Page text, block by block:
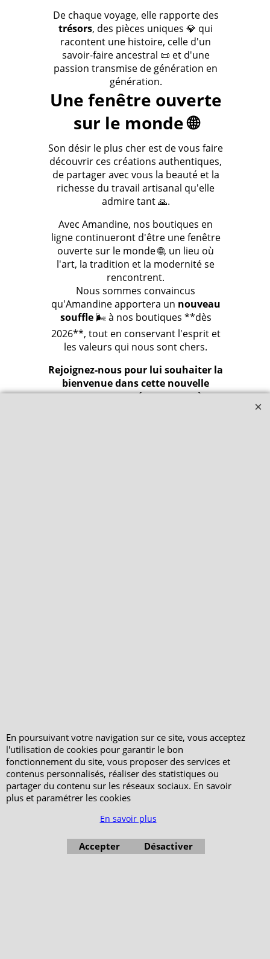
De chaque voyage, elle rapporte des
trésors, des pièces uniques 💎 qui
racontent une histoire, celle d'un
savoir-faire ancestral 📜 et d'une
passion transmise de génération en
génération.
Une fenêtre ouverte
sur le monde 🌐
Son désir le plus cher est de vous faire
découvrir ces créations authentiques,
de partager avec vous la beauté et la
richesse du travail artisanal qu'elle
admire tant 🙏.
Avec Amandine, nos boutiques en
ligne continueront d'être une fenêtre
ouverte sur le monde 🌐, un lieu où
l'art, la tradition et la modernité se
rencontrent.
Nous sommes convaincus
qu'Amandine apportera un nouveau
souffle🌬️ à nos boutiques **dès
2026**, tout en conservant l'esprit et
les valeurs qui nous sont chers.
Rejoignez-nous pour lui souhaiter la
bienvenue dans cette nouvelle
aventure et préparez-vous à
Votre Commande
Votre Espace Adhérent
En poursuivant votre navigation sur ce site, vous acceptez
l'utilisation de cookies pour garantir le bon
fonctionnement du site, vous proposer des services et
contenus personnalisés, réaliser des statistiques ou
partager du contenu sur les réseaux sociaux. En savoir
plus et paramétrer les cookies
En savoir plus
Accepter Désactiver